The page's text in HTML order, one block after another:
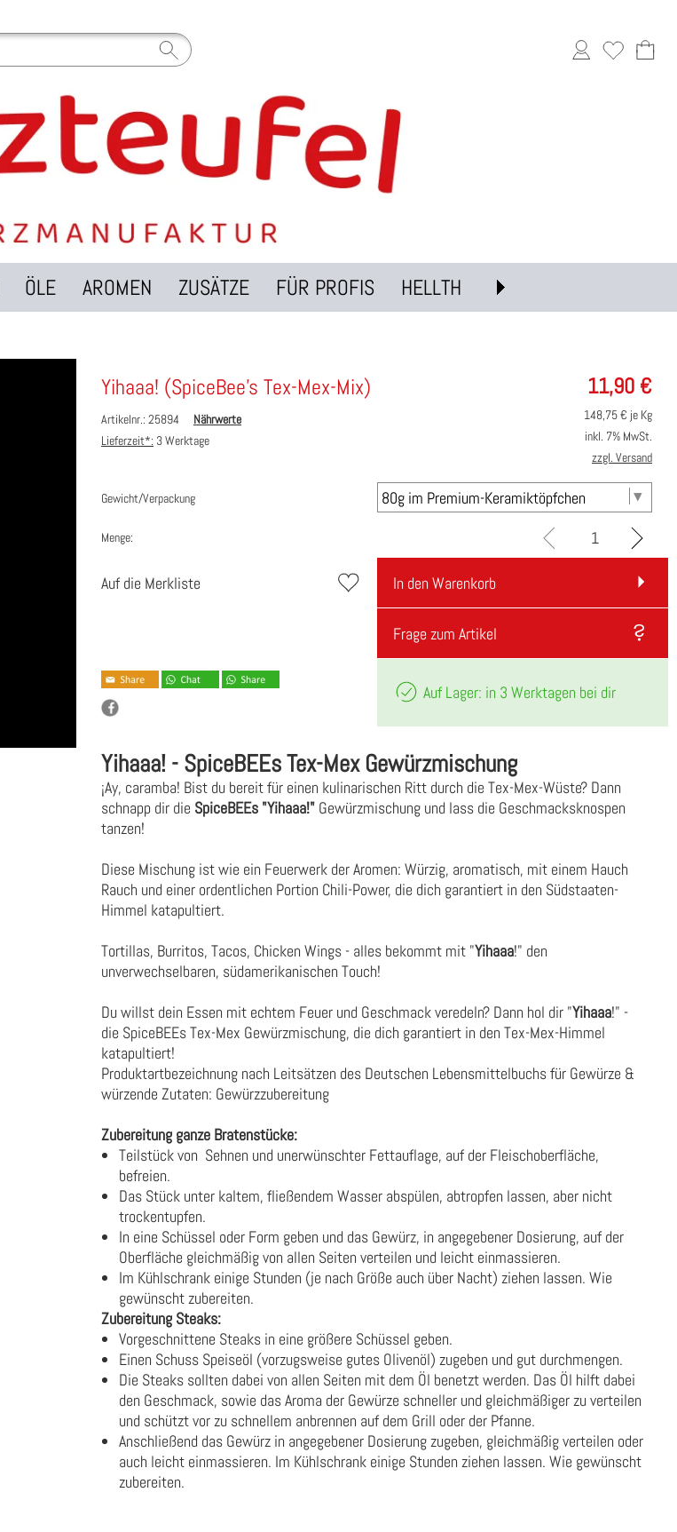
ÖLE AROMEN ZUSÄTZE FÜR PROFIS HELLTH
11,90 €
Yihaaa! (SpiceBee's Tex-Mex-Mix)
Artikelnr.: 25894
Nährwerte
Lieferzeit*: 3 Werktage
148,75€ je Kg
inkl. 7% MwSt.
zzgl. Versand
Gewicht/Verpackung
Menge:
Auf die Merkliste In den Warenkorb
Frage zum Artikel
Auf Lager: in 3 Werktagen bei dir
Yihaaa! - SpiceBEEs Tex-Mex Gewürzmischung
¡Ay, caramba! Bist du bereit für einen kulinarischen Ritt durch die Tex-Mex-Wüste? Dann
schnapp dir die SpiceBEEs "Yihaaa!" Gewürzmischung und lass die Geschmacksknospen
tanzen!
Diese Mischung ist wie ein Feuerwerk der Aromen: Würzig, aromatisch, mit einem Hauch
Rauch und einer ordentlichen Portion Chili-Power, die dich garantiert in den Südstaaten-
Himmel katapultiert.
Tortillas, Burritos, Tacos, Chicken Wings - alles bekommt mit "Yihaaa!" den
unverwechselbaren, südamerikanischen Touch!
Du willst dein Essen mit echtem Feuer und Geschmack veredeln? Dann hol dir "Yihaaa!" -
die SpiceBEEs Tex-Mex Gewürzmischung, die dich garantiert in den Tex-Mex-Himmel
katapultiert!
Produktartbezeichnung nach Leitsätzen des Deutschen Lebensmittelbuchs für Gewürze &
würzende Zutaten: Gewürzzubereitung
Zubereitung ganze Bratenstücke:
Teilstück von Sehnen und unerwünschter Fettauflage, auf der Fleischoberfläche,
befreien.
Das Stück unter kaltem, fließendem Wasser abspülen, abtropfen lassen, aber nicht
trockentupfen.
In eine Schüssel oder Form geben und das Gewürz, in angegebener Dosierung, auf der
Oberfläche gleichmäßig von allen Seiten verteilen und leicht einmassieren.
Im Kühlschrank einige Stunden (je nach Größe auch über Nacht) ziehen lassen. Wie
gewünscht zubereiten.
Zubereitung Steaks:
Vorgeschnittene Steaks in eine größere Schüssel geben.
Einen Schuss Speiseöl (vorzugsweise gutes Olivenöl) zugeben und gut durchmengen.
Die Steaks sollten dabei von allen Seiten mit dem Öl benetzt werden. Das Öl hilft dabei
den Geschmack, sowie das Aroma der Gewürze schneller und gleichmäßiger zu verteilen
und schützt vor zu schnellem anbrennen auf dem Grill oder der Pfanne.
Anschließend das Gewürz in angegebener Dosierung zugeben, gleichmäßig verteilen oder
auch leicht einmassieren. Im Kühlschrank einige Stunden ziehen lassen. Wie gewünscht
zubereiten.